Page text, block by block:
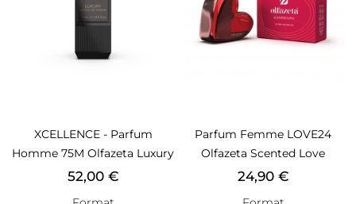
XCELLENCE - Parfum
Homme 75M Olfazeta Luxury
Prix
52,00 €
Parfum Femme LOVE24
Olfazeta Scented Love
Prix
24,90 €